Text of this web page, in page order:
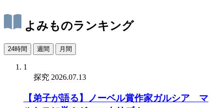
よみものランキング
24時間 週間 月間
1
探究 2026.07.13
【弟子が語る】ノーベル賞作家ガルシア゠マ